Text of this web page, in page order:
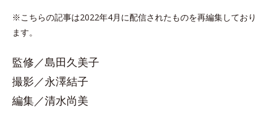
※こちらの記事は2022年4月に配信されたものを再編集しており
ます。
監修／島田久美子
撮影／永澤結子
編集／清水尚美